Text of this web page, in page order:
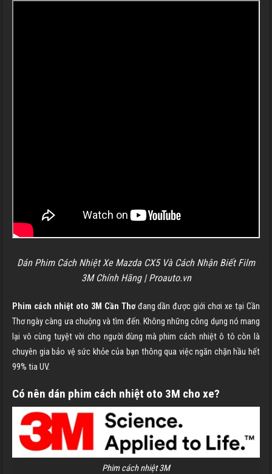
Dán Phim Cách Nhiệt Xe Mazda CX5 Và Cách Nhận Biết Film
3M Chính Hãng | Proauto.vn
Phim cách nhiệt oto 3M Cần Thơ đang dần được giới chơi xe tạiCần
Thơngày càng ưa chuộng và tìm đến. Không những công dụng nó mang
lại vô cùng tuyệt vời cho người dùng mà phim cách nhiệt ô tô còn là
chuyên gia bảo vệ sức khỏe của bạn thông qua việc ngăn chặn hầu hết
99% tia UV.
Có nên dán phim cách nhiệt oto 3M cho xe?
Phim cách nhiệt 3M